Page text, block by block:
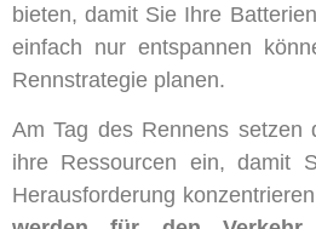
bieten, damit Sie Ihre
einfach nur entspannen
Rennstrategie planen.
Am Tag des Rennens setzen
ihre Ressourcen ein, damit
Herausforderung